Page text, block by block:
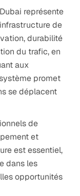
représente
de
durabilité
du trafic, en
aux
promet
se déplacent
de
et
est essentiel,
dans les
opportunités